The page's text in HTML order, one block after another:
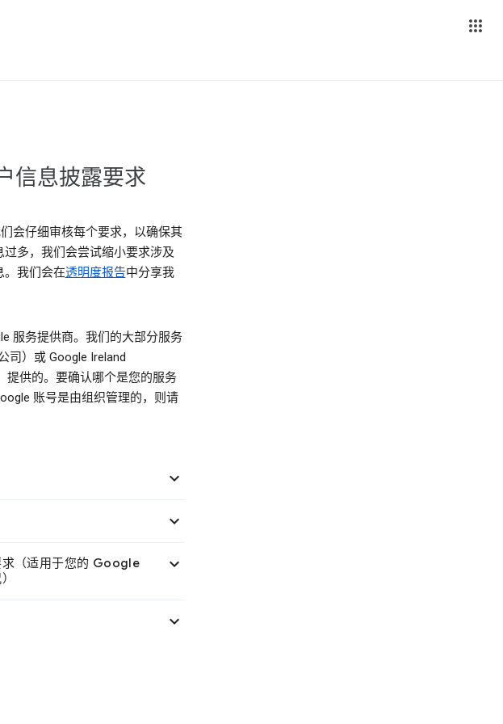
信息披露要求
会仔细审核每个要求，以确保其
多，我们会尝试缩小要求涉及
。我们会在透明度报告中分享我
服务提供商。我们的大部分服务
司）或 Google Ireland
提供的。要确认哪个是您的服务
账号是由组织管理的，则请


（适用于您的 Google

